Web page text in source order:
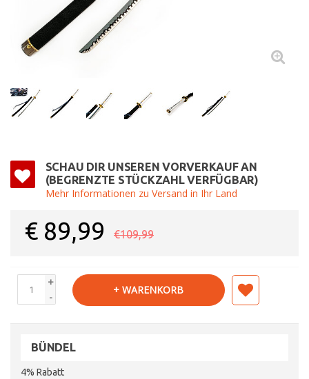
SCHAU DIR UNSEREN VORVERKAUF AN
(BEGRENZTE STÜCKZAHL VERFÜGBAR)
Mehr Informationen zu Versand in Ihr Land
€ 89,99 €109,99
+
-
+ WARENKORB
BÜNDEL
4% Rabatt